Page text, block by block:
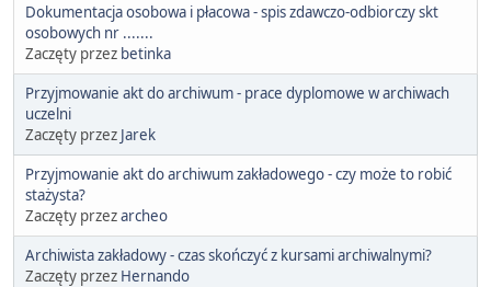
Dokumentacja osobowa i płacowa - spis zdawczo-odbiorczy skt
osobowych nr .......
Zaczęty przez betinka
Przyjmowanie akt do archiwum - prace dyplomowe w archiwach
uczelni
Zaczęty przez Jarek
Przyjmowanie akt do archiwum zakładowego - czy może to robić
stażysta?
Zaczęty przezarcheo
Archiwista zakładowy - czas skończyć z kursami archiwalnymi?
Zaczęty przez Hernando